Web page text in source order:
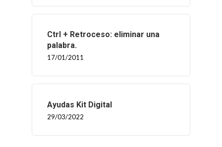
Ctrl + Retroceso: eliminar una
palabra.
17/01/2011
Ayudas Kit Digital
29/03/2022